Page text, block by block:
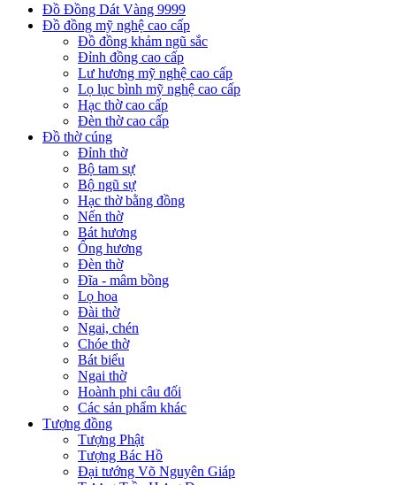
Đồ Đồng Dát Vàng 9999
Đồ đồng mỹ nghệ cao cấp
Đồ đồng khảm ngũ sắc
Đỉnh đồng cao cấp
Lư hương mỹ nghệ cao cấp
Lọ lục bình mỹ nghệ cao cấp
Hạc thờ cao cấp
Đèn thờ cao cấp
Đồ thờ cúng
Đỉnh thờ
Bộ tam sự
Bộ ngũ sự
Hạc thờ bằng đồng
Nến thờ
Bát hương
Ống hương
Đèn thờ
Đĩa - mâm bồng
Lọ hoa
Đài thờ
Ngai, chén
Chóe thờ
Bát biểu
Ngai thờ
Hoành phi câu đối
Các sản phẩm khác
Tượng đồng
Tượng Phật
Tượng Bác Hồ
Đại tướng Võ Nguyên Giáp